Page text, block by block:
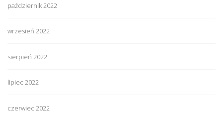
październik 2022
wrzesień 2022
sierpień 2022
lipiec 2022
czerwiec 2022